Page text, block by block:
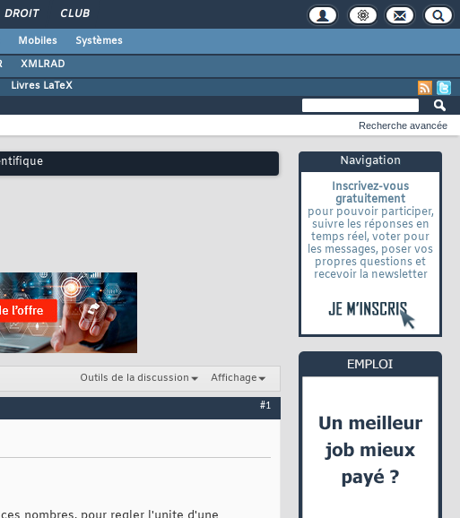
DROIT CLUB
Mobiles
Systèmes
XMLRAD
Livres LaTeX
Navigation
Inscrivez-vous
gratuitement
pour pouvoir participer,
suivre les réponses en
temps réel, voter pour
les messages, poser vos
propres questions et
recevoir la newsletter
Recherche avancée
Outils de la discussion Affichage
#1